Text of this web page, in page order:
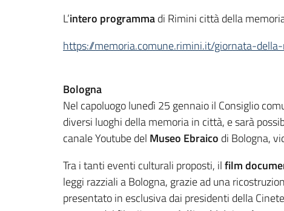
L’intero programmadi Rimini città della
https://memoria.comune.rimini.it/giornata-
Bologna
Nel capoluogo lunedì 25 gennaio il Consiglio
diversi luoghi della memoria in città, e sarà
canale Youtube del Museo Ebraico di Bologna,
Tra i tanti eventi culturali proposti, ilfilm
leggi razziali a Bologna, grazie ad una
presentato in esclusiva dai presidenti della